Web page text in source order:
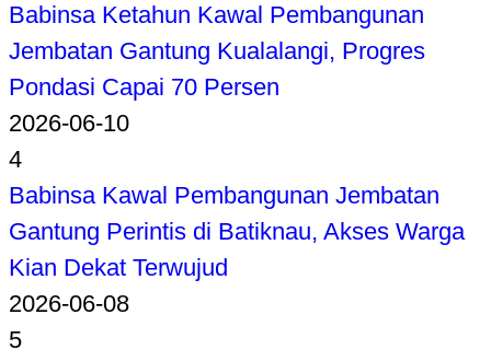
Babinsa Ketahun Kawal Pembangunan
Jembatan Gantung Kualalangi, Progres
Pondasi Capai 70 Persen
2026-06-10
4
Babinsa Kawal Pembangunan Jembatan
Gantung Perintis di Batiknau, Akses Warga
Kian Dekat Terwujud
2026-06-08
5